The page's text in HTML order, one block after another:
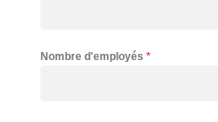
Nombre d'employés *